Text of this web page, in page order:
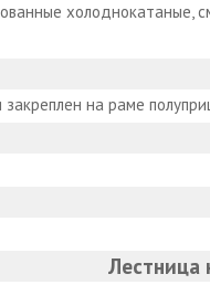
холоднокатаные,
на раме
Лестница